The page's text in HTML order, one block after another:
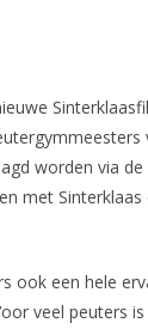
worden via de
met
ook een hele
veel peuters